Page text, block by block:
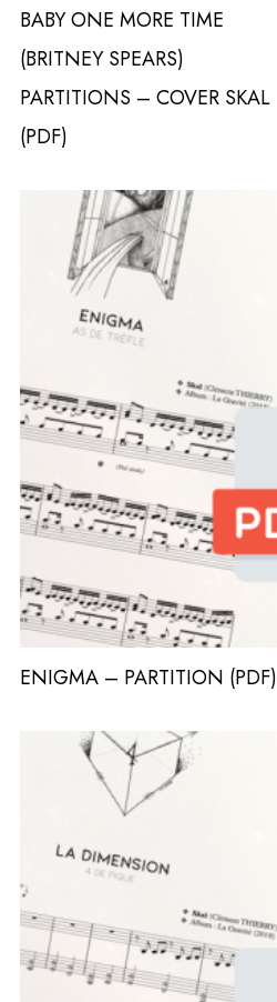
BABY ONE MORE TIME
(BRITNEY SPEARS)
PARTITIONS – COVER SKAL
(PDF)
ENIGMA – PARTITION (PDF)